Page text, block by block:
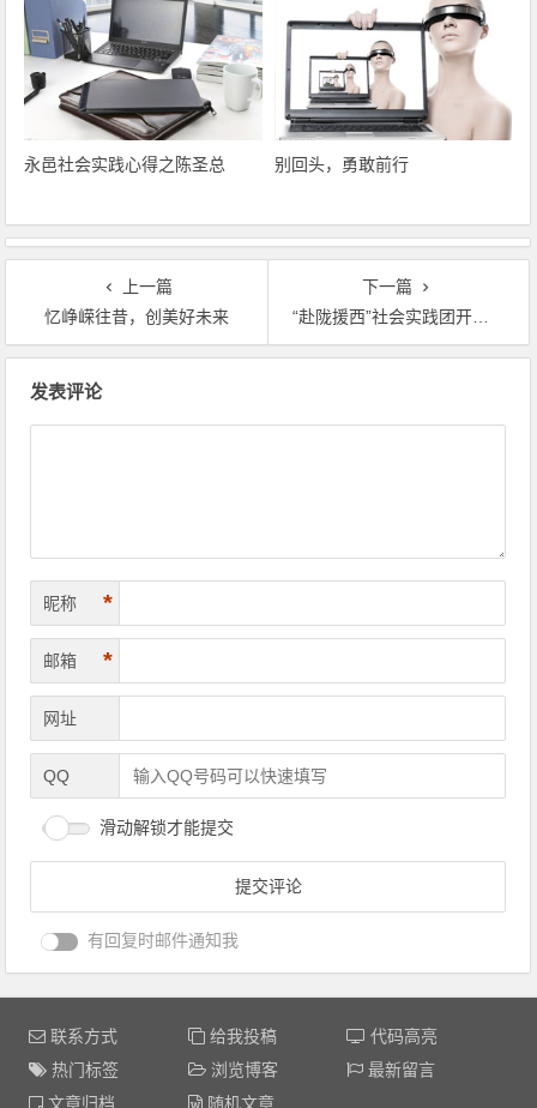
永邑社会实践心得之陈圣总 别回头，勇敢前行
上一篇
忆峥嵘往昔，创美好未来
下一篇
“赴陇援西”社会实践团开展数学辅导
发表评论
昵称 *
邮箱 *
网址
QQ
滑动解锁才能提交
有回复时邮件通知我
联系方式 给我投稿
代码高亮
热门标签
浏览博客
最新留言
文章归档
随机文章